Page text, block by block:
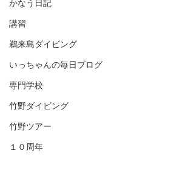
かなう日記
講習
鵜来島ダイビング
いっちゃんの毎日ブログ
専門学校
竹野ダイビング
竹野ツアー
１０周年